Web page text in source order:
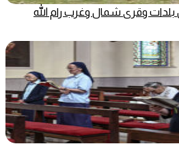
وقرى شمال وغرب رام الله